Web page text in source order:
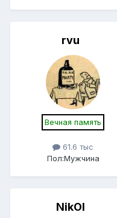
rvu
Вечная память
61.6 тыс
Пол:Мужчина
NikOl